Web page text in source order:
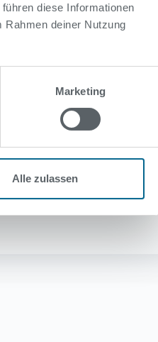
diese Informationen
Rahmen deiner Nutzung
Marketing
Alle zulassen